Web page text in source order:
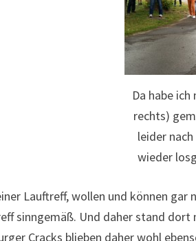
Da habe ich
rechts)
leider
wieder
Lauftreff, wollen und können
sinngemäß. Und daher stand
Cracks blieben daher wohl